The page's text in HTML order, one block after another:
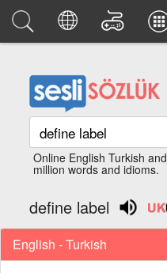
Online English Turkish
million words and idioms.
define label
English - Turkish